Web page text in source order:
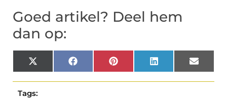
Goed artikel? Deel hem
dan op:
X
(Twitter)
Facebook Pinterest LinkedIn Email
Tags: